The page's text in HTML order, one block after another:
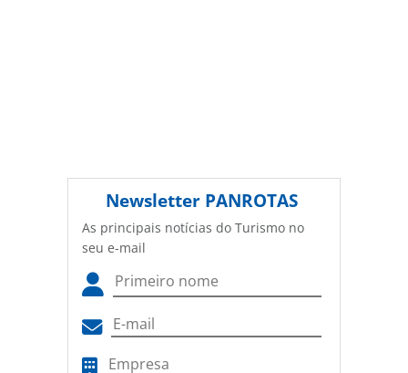
Newsletter PANROTAS
As principais notícias do Turismo no
seu e-mail